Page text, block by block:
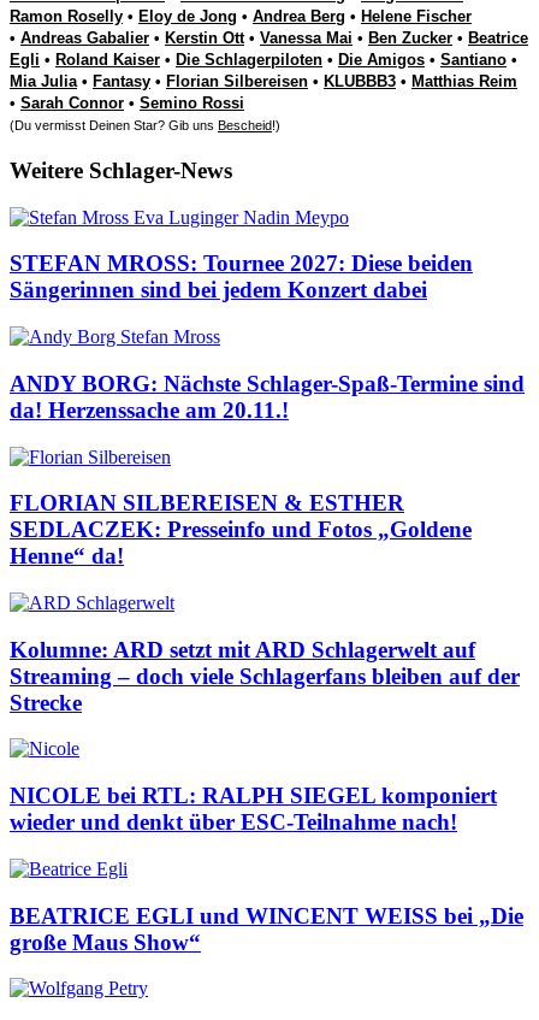
Ramon Roselly • Eloy de Jong • Andrea Berg • Helene Fischer
• Andreas Gabalier • Kerstin Ott• Vanessa Mai • Ben Zucker • Beatrice
Egli • Roland Kaiser • Die Schlagerpiloten • Die Amigos • Santiano •
Mia Julia• Fantasy • Florian Silbereisen • KLUBBB3 • Matthias Reim
• Sarah Connor • Semino Rossi
(Du vermisst Deinen Star? Gib uns Bescheid!)
Weitere Schlager-News
STEFAN MROSS: Tournee 2027: Diese beiden
Sängerinnen sind bei jedem Konzert dabei
ANDY BORG: Nächste Schlager-Spaß-Termine sind
da! Herzenssache am 20.11.!
FLORIAN SILBEREISEN & ESTHER
SEDLACZEK: Presseinfo und Fotos „Goldene
Henne“ da!
Kolumne: ARD setzt mit ARD Schlagerwelt auf
Streaming – doch viele Schlagerfans bleiben auf der
Strecke
NICOLE bei RTL: RALPH SIEGEL komponiert
wieder und denkt über ESC-Teilnahme nach!
BEATRICE EGLI und WINCENT WEISS bei „Die
große Maus Show“